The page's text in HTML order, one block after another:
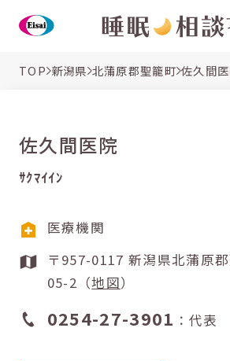
TOP 新潟県 北蒲原郡聖籠町 佐久間
佐久間医院
ｻｸﾏｲｲﾝ
医療機関
〒957-0117 新潟県北蒲原郡聖籠町諏訪山16
05-2（地図）
0254-27-3901 ：代表